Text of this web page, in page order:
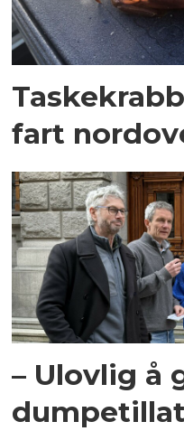
fart
– Ulovlig å